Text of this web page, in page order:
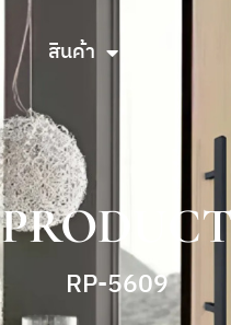
สินค้า
สินค้า
PRODUCT
RP-5609